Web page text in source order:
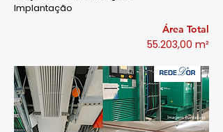
Implantação
Área Total
55.203,00 m²